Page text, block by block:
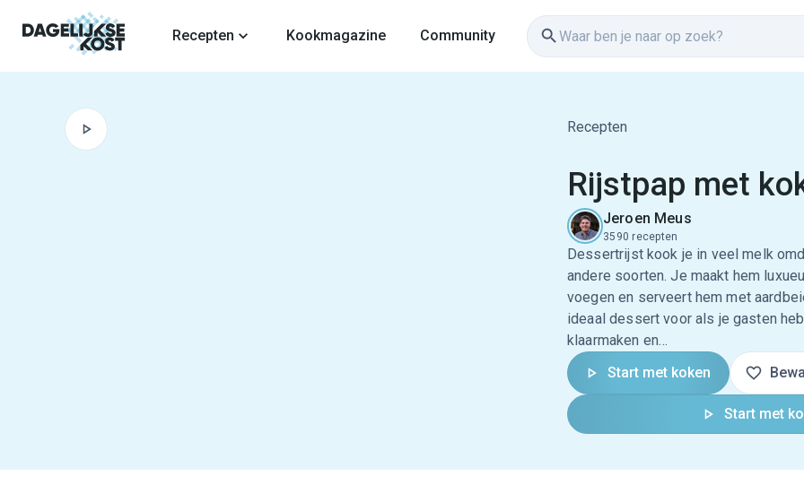
Recepten
Kookmagazine Community
Recepten
Rijstpap met
Jeroen Meus
3590 recepten
Dessertrijst kook je in veel melk
andere soorten. Je maakt hem
voegen en serveert hem met
ideaal dessert voor als je gasten
klaarmaken en…
Start met koken
Start met